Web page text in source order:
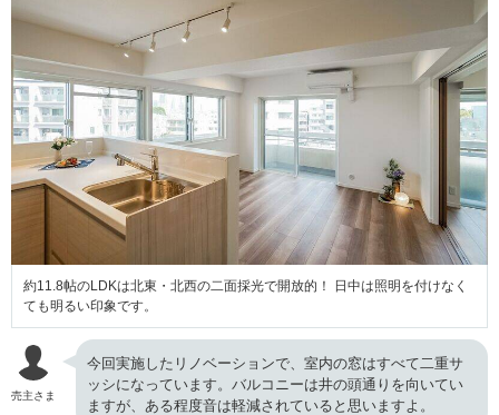
約11.8帖のLDKは北東・北西の二面採光で開放的！ 日中は照明を付けなく
ても明るい印象です。
売主さま
今回実施したリノベーションで、室内の窓はすべて二重サ
ッシになっています。バルコニーは井の頭通りを向いてい
ますが、ある程度音は軽減されていると思いますよ。